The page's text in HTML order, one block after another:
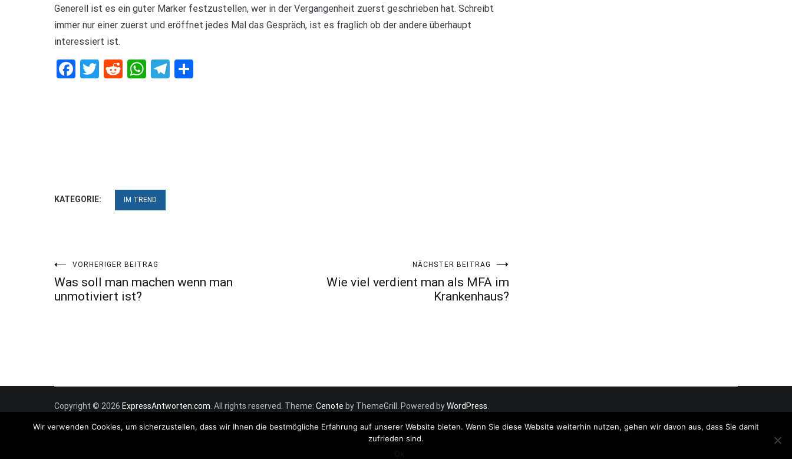
Generell ist es ein guter Marker festzustellen, wer in der Vergangenheit zuerst geschrieben hat. Schreibt
immer nur einer zuerst und eröffnet jedes Mal das Gespräch, ist es fraglich ob der andere überhaupt
interessiert ist.
Facebook
Twitter
RedditWhatsApp
Telegram
KATEGORIE: IM TREND
Beitragsnavigation
VORHERIGER BEITRAG
Was soll man machen wenn man
unmotiviert ist?
NÄCHSTER BEITRAG
Wie viel verdient man als MFA im
Krankenhaus?
Copyright © 2026 ExpressAntworten.com. All rights reserved. Theme: Cenote by ThemeGrill. Powered byWordPress.
Wir verwenden Cookies, um sicherzustellen, dass wir Ihnen die bestmögliche Erfahrung auf unserer Website bieten. Wenn Sie diese Website weiterhin nutzen, gehen wir davon aus, dass Sie damit
zufrieden sind.
Ok